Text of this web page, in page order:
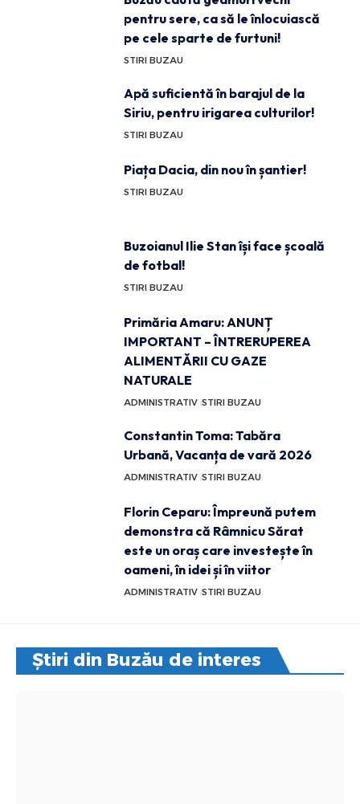
pentru sere, ca să le înlocuiască
pe cele sparte de furtuni!
STIRI BUZAU
Apă suficientă în barajul de la
Siriu, pentru irigarea culturilor!
STIRI BUZAU
Piața Dacia, din nou în șantier!
STIRI BUZAU
Buzoianul Ilie Stan își face școală
de fotbal!
STIRI BUZAU
Primăria Amaru: ANUNȚ
IMPORTANT – ÎNTRERUPEREA
ALIMENTĂRII CU GAZE
NATURALE
ADMINISTRATIV STIRI BUZAU
Constantin Toma: Tabăra
Urbană, Vacanța de vară 2026
ADMINISTRATIV STIRI BUZAU
Florin Ceparu: Împreună putem
demonstra că Râmnicu Sărat
este un oraș care investește în
oameni, în idei și în viitor
ADMINISTRATIV STIRI BUZAU
Știri din Buzău de interes